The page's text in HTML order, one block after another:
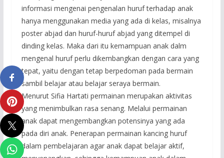
informasi mengenai pengenalan huruf terhadap anak
hanya menggunakan media yang ada di kelas, misalnya
poster abjad dan huruf-huruf abjad yang ditempel di
dinding kelas. Maka dari itu kemampuan anak dalm
mengenal huruf perlu dikembangkan dengan cara yang
tepat, yaitu dengan tetap berpedoman pada bermain
sambil belajar atau belajar seraya bermain.
Menurut Sifia Hartati permainan merupakan aktivitas
yang menimbulkan rasa senang. Melalui permainan
anak dapat mengembangkan potensinya yang ada
pada diri anak. Penerapan permainan kancing huruf
dalam pembelajaran agar anak dapat belajar aktif,